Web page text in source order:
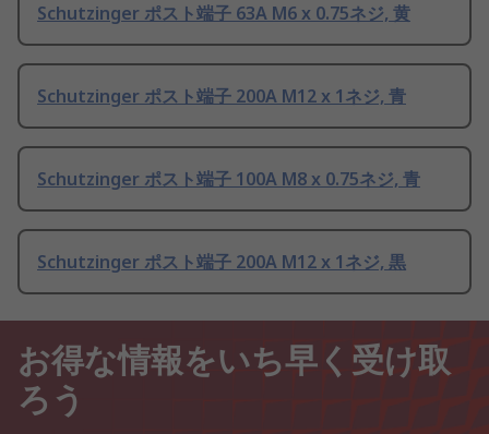
Schutzinger ポスト端子 63A M6 x 0.75ネジ, 黄
Schutzinger ポスト端子 200A M12 x 1ネジ, 青
Schutzinger ポスト端子 100A M8 x 0.75ネジ, 青
Schutzinger ポスト端子 200A M12 x 1ネジ, 黒
お得な情報をいち早く受け取
ろう